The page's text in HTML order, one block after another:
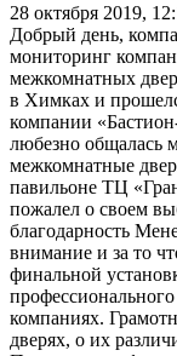
28 октября 2019,
Добрый день,
мониторинг
межкомнатных
в Химках и
компании
любезно общалась
межкомнатные
павильоне ТЦ
пожалел о своем
благодарность
внимание и за то
финальной
компаниях.
дверях, о их